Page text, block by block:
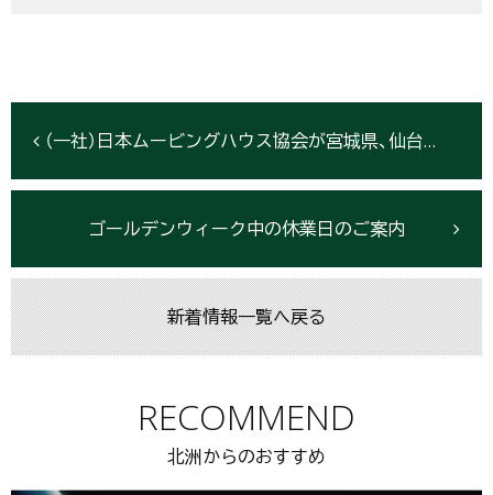
（一社）日本ムービングハウス協会が宮城県、仙台市と災害時における応急仮設住宅の建設に関する協定を締結
ゴールデンウィーク中の休業日のご案内
新着情報一覧へ戻る
RECOMMEND
北洲からのおすすめ